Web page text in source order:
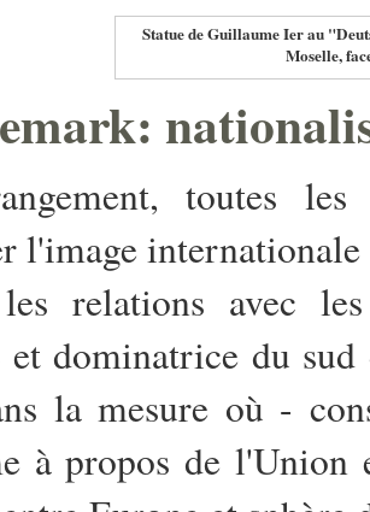
Statue de Guillaume Ier au
Moselle,
toutes
l'image
les relations avec
dominatrice du
la mesure où -
à propos de l'Union